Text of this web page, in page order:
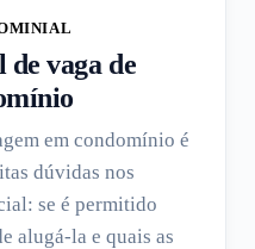
de vaga de
em condomínio é
dúvidas nos
se é permitido
alugá-la e quais as